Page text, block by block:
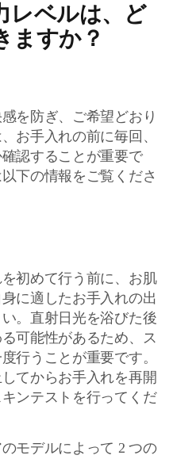
レベルは、ど
ますか？
を防ぎ、ご希望どおり
お手入れの前に毎回、
認することが重要で
下の情報をご覧くださ
初めて行う前に、お肌
に適したお手入れの出
。直射日光を浴びた後
可能性があるため、ス
行うことが重要です。
てからお手入れを再開
ンテストを行ってくだ
モデルによって 2 つの